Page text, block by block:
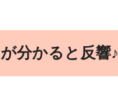
分かると反響♪